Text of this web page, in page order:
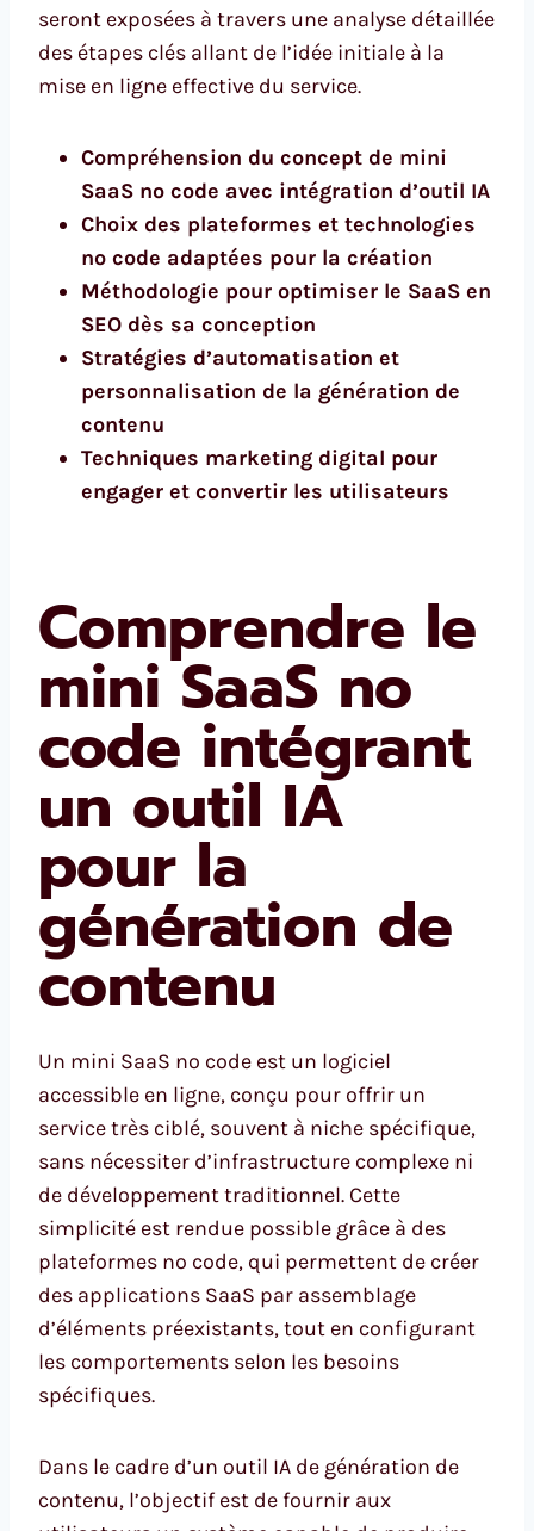
seront exposées à travers une analyse détaillée
des étapes clés allant de l’idée initiale à la
mise en ligne effective du service.
Compréhension du concept de mini
SaaS no code avec intégration d’outil IA
Choix des plateformes et technologies
no code adaptées pour la création
Méthodologie pour optimiser le SaaS en
SEO dès sa conception
Stratégies d’automatisation et
personnalisation de la génération de
contenu
Techniques marketing digital pour
engager et convertir les utilisateurs
Comprendre le
mini SaaS no
code intégrant
un outil IA
pour la
génération de
contenu
Un mini SaaS no code est un logiciel
accessible en ligne, conçu pour offrir un
service très ciblé, souvent à niche spécifique,
sans nécessiter d’infrastructure complexe ni
de développement traditionnel. Cette
simplicité est rendue possible grâce à des
plateformes no code, qui permettent de créer
des applications SaaS par assemblage
d’éléments préexistants, tout en configurant
les comportements selon les besoins
spécifiques.
Dans le cadre d’un outil IA de génération de
contenu, l’objectif est de fournir aux